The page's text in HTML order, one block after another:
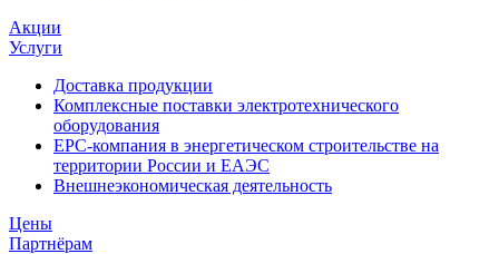
Акции
Услуги
Доставка продукции
Комплексные поставки электротехнического
оборудования
EPC-компания в энергетическом строительстве на
территории России и ЕАЭС
Внешнеэкономическая деятельность
Цены
Партнёрам